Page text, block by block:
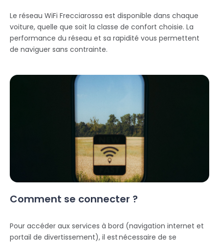
Le réseau WiFi Frecciarossa est disponible dans chaque
voiture, quelle que soit la classe de confort choisie. La
performance du réseau et sa rapidité vous permettent
de naviguer sans contrainte.
Comment se connecter ?
Pour accéder aux services à bord (navigation internet et
portail de divertissement), il est nécessaire de se